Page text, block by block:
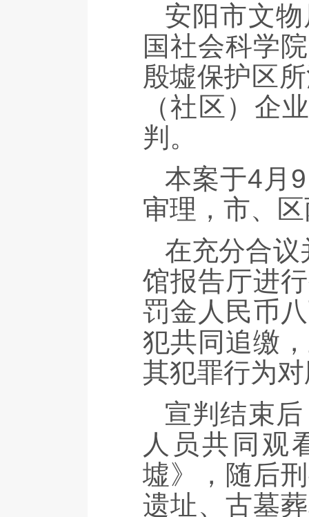
安阳市文
国社会科学
殷墟保护区
（社区）企
判。
本案于4月
审理，市、
在充分合议
馆报告厅进
罚金人民币
犯共同追缴
其犯罪行为
宣判结束
人员共同观
墟》，随后
遗址、古墓